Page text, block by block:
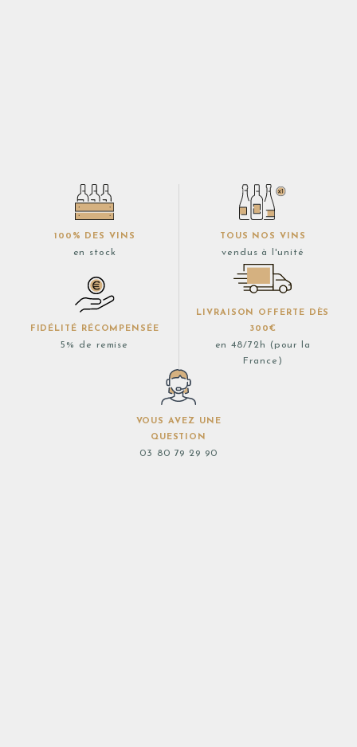
100% DES VINS
en stock
TOUS NOS VINS
vendus à l'unité
FIDÉLITÉ RÉCOMPENSÉE
5% de remise
LIVRAISON OFFERTE DÈS
300€
en 48/72h (pour la
France)
VOUS AVEZ UNE
QUESTION
03 80 79 29 90